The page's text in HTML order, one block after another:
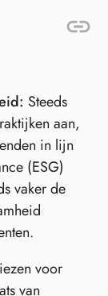
Steeds
aan,
in lijn
(ESG)
vaker de
voor
van